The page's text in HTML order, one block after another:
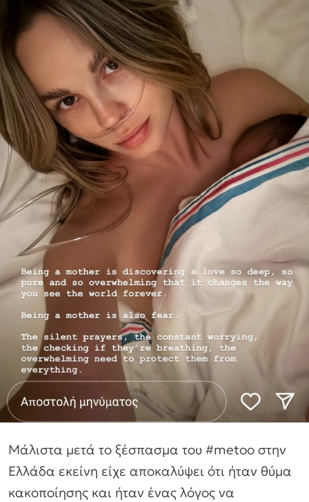
Μάλιστα μετά το ξέσπασμα του #metoo στην
Ελλάδα εκείνη είχε αποκαλύψει ότι ήταν θύμα
κακοποίησης και ήταν ένας λόγος να